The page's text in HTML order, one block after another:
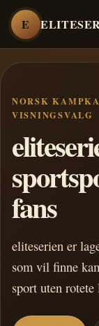
E
NORSK
VISNINGSVALG
fans
eliteserien er
som vil finne
sport uten